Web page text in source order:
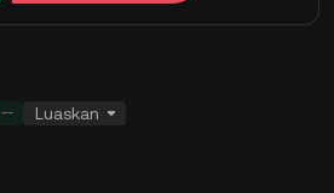
-- Luaskan